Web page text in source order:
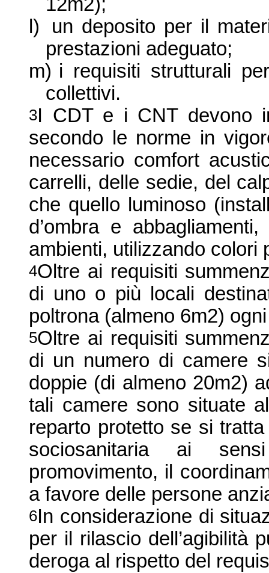
12m2);
l)
un deposito per il
prestazioni adeguato;
m) i requisiti strutturali
collettivi.
3I CDT e i CNT devono
secondo le norme in
necessario comfort
carrelli, delle sedie, del
che quello luminoso
d’ombra e
ambienti, utilizzando colori
4Oltre ai requisiti
di uno o più locali
poltrona (almeno 6m2)
5Oltre ai requisiti
di un numero di camere
doppie (di almeno 20m2)
tali camere sono situate
reparto protetto se si
sociosanitaria ai
promovimento, il
a favore delle persone
6In considerazione di
per il rilascio dell’agibilità
deroga al rispetto del